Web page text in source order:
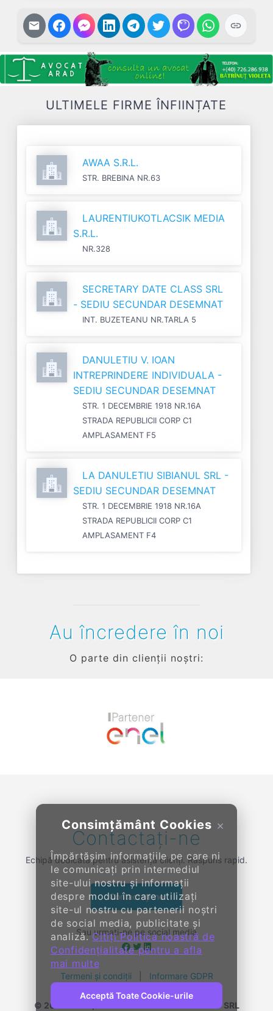
ULTIMELE FIRME ÎNFIINȚATE
AWAA S.R.L.
STR. BREBINA NR.63
LAURENTIUKOTLACSIK MEDIA
S.R.L.
NR.328
SECRETARY DATE CLASS SRL
- SEDIU SECUNDAR DESEMNAT
INT. BUZETEANU NR.TARLA 5
DANULETIU V. IOAN
INTREPRINDERE INDIVIDUALA -
SEDIU SECUNDAR DESEMNAT
STR. 1 DECEMBRIE 1918 NR.16A
STRADA REPUBLICII CORP C1
AMPLASAMENT F5
LA DANULETIU SIBIANUL SRL -
SEDIU SECUNDAR DESEMNAT
STR. 1 DECEMBRIE 1918 NR.16A
STRADA REPUBLICII CORP C1
AMPLASAMENT F4
×
Consimțământ Cookies
Împărtășim informațiile pe care ni
le comunicați prin intermediul
site-ului nostru și informații
despre modul în care utilizați
site-ul nostru cu partenerii noștri
de social media, publicitate și
analiză.Citiți Politica noastră de
Confidențialitate pentru a afla
mai multe
Acceptă Toate Cookie-urile
Au încredere în noi
O parte din clienții noștri:
Contactați-ne
Echipă dedicată pentru asistență clienți. Răspuns rapid.
Contactați-ne
Sau urmați-ne pe social media
Termeni și condiții Informare GDPR
© 2014- 2026, KENDALL ENTERPRISE GROUP SRL